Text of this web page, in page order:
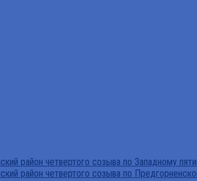
район четвертого созыва по Западному
район четвертого созыва по